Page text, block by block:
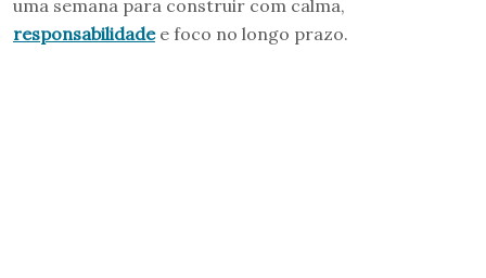
uma semana para construir com calma,
responsabilidadee foco no longo prazo.